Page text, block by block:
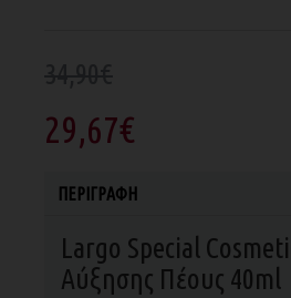
29,67€
ΠΕΡΙΓΡΑΦΉ
Largo Special
Αύξησης Πέους 40ml